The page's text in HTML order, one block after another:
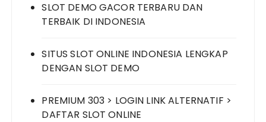
SLOT DEMO GACOR TERBARU DAN
TERBAIK DI INDONESIA
SITUS SLOT ONLINE INDONESIA LENGKAP
DENGAN SLOT DEMO
PREMIUM 303 > LOGIN LINK ALTERNATIF >
DAFTAR SLOT ONLINE